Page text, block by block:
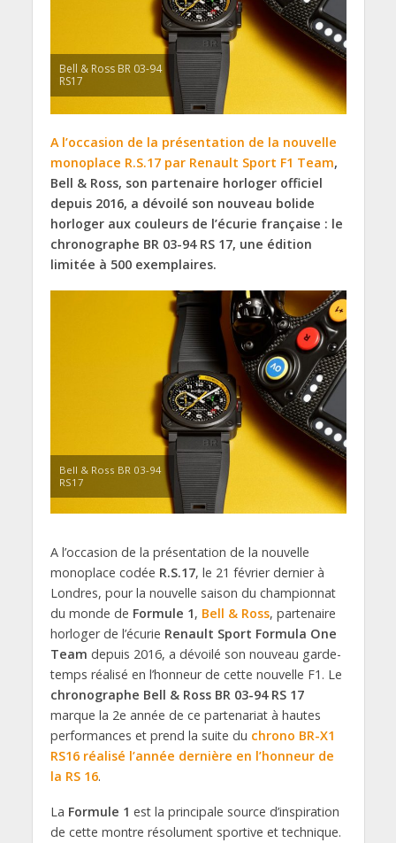
Bell & Ross BR 03-94
RS17
A l’occasion de la présentation de la nouvelle
monoplace R.S.17 par Renault Sport F1 Team,
Bell & Ross, son partenaire horloger officiel
depuis 2016, a dévoilé son nouveau bolide
horloger aux couleurs de l’écurie française : le
chronographe BR 03-94 RS 17, une édition
limitée à 500 exemplaires.
Bell & Ross BR 03-94
RS17
A l’occasion de la présentation de la nouvelle
monoplace codée R.S.17, le 21 février dernier à
Londres, pour la nouvelle saison du championnat
du monde de Formule 1, Bell & Ross, partenaire
horloger de l’écurie Renault Sport Formula One
Team depuis 2016, a dévoilé son nouveau garde-
temps réalisé en l’honneur de cette nouvelle F1. Le
chronographe Bell & Ross BR 03-94 RS 17
marque la 2e année de ce partenariat à hautes
performances et prend la suite du chrono BR-X1
RS16 réalisé l’année dernière en l’honneur de
la RS 16.
La Formule 1 est la principale source d’inspiration
de cette montre résolument sportive et technique.